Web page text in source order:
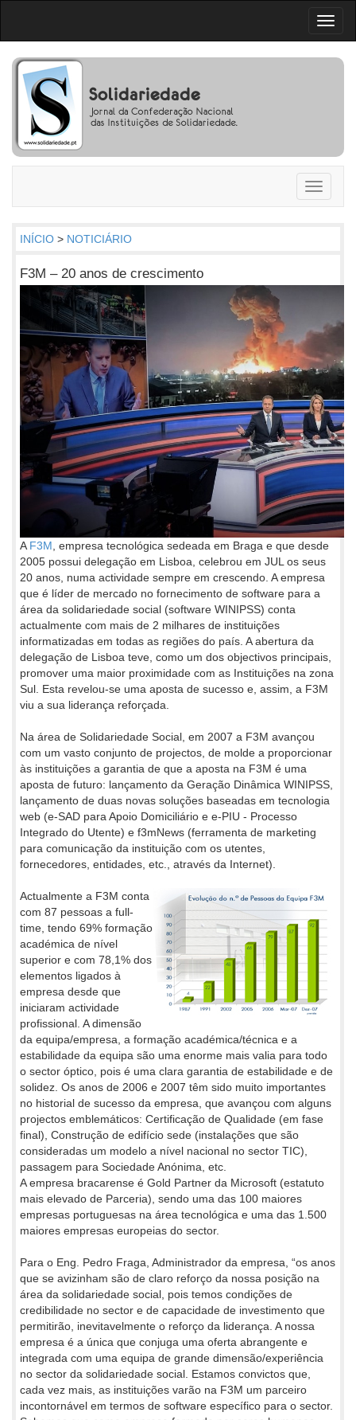
Toggle
INÍCIO > NOTICIÁRIO
F3M – 20 anos de crescimento
A F3M , empresa tecnológica sedeada em Braga e que desde
2005 possui delegação em Lisboa, celebrou em JUL os seus
20 anos, numa actividade sempre em crescendo. A empresa
que é líder de mercado no fornecimento de software para a
área da solidariedade social (software WINIPSS) conta
actualmente com mais de 2 milhares de instituições
informatizadas em todas as regiões do país. A abertura da
delegação de Lisboa teve, como um dos objectivos principais,
promover uma maior proximidade com as Instituições na zona
Sul. Esta revelou-se uma aposta de sucesso e, assim, a F3M
viu a sua liderança reforçada.
Na área de Solidariedade Social, em 2007 a F3M avançou
com um vasto conjunto de projectos, de molde a proporcionar
às instituições a garantia de que a aposta na F3M é uma
aposta de futuro: lançamento da Geração Dinâmica WINIPSS,
lançamento de duas novas soluções baseadas em tecnologia
web (e-SAD para Apoio Domiciliário e e-PIU - Processo
Integrado do Utente) e f3mNews (ferramenta de marketing
para comunicação da instituição com os utentes,
fornecedores, entidades, etc., através da Internet).
Actualmente a F3M conta
com 87 pessoas a full-
time, tendo 69% formação
académica de nível
superior e com 78,1% dos
elementos ligados à
empresa desde que
iniciaram actividade
profissional. A dimensão
da equipa/empresa, a formação académica/técnica e a
estabilidade da equipa são uma enorme mais valia para todo
o sector óptico, pois é uma clara garantia de estabilidade e de
solidez. Os anos de 2006 e 2007 têm sido muito importantes
no historial de sucesso da empresa, que avançou com alguns
projectos emblemáticos: Certificação de Qualidade (em fase
final), Construção de edifício sede (instalações que são
consideradas um modelo a nível nacional no sector TIC),
passagem para Sociedade Anónima, etc.
A empresa bracarense é Gold Partner da Microsoft (estatuto
mais elevado de Parceria), sendo uma das 100 maiores
empresas portuguesas na área tecnológica e uma das 1.500
maiores empresas europeias do sector.
Para o Eng. Pedro Fraga, Administrador da empresa, “os anos
que se avizinham são de claro reforço da nossa posição na
área da solidariedade social, pois temos condições de
credibilidade no sector e de capacidade de investimento que
permitirão, inevitavelmente o reforço da liderança. A nossa
empresa é a única que conjuga uma oferta abrangente e
integrada com uma equipa de grande dimensão/experiência
no sector da solidariedade social. Estamos convictos que,
cada vez mais, as instituições varão na F3M um parceiro
incontornável em termos de software específico para o sector.